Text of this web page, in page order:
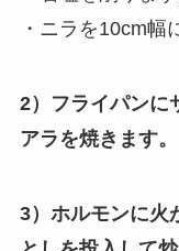
・ニラを10cm幅
2）フライパンに
アラを焼きます。
3）ホルモンに火